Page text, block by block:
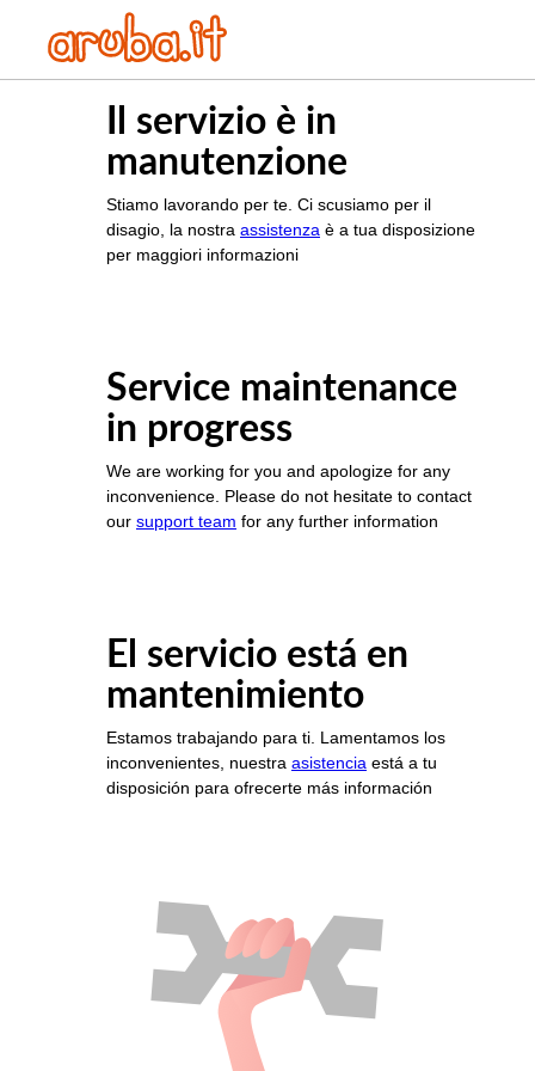
Il servizio è in
manutenzione
Stiamo lavorando per te. Ci scusiamo per il
disagio, la nostra assistenza è a tua disposizione
per maggiori informazioni
Service maintenance
in progress
We are working for you and apologize for any
inconvenience. Please do not hesitate to contact
our support team for any further information
El servicio está en
mantenimiento
Estamos trabajando para ti. Lamentamos los
inconvenientes, nuestra asistencia está a tu
disposición para ofrecerte más información